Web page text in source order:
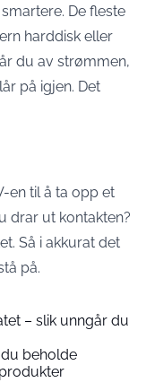
De fleste
harddisk eller
du av strømmen,
på igjen. Det
en til å ta opp et
drar ut kontakten?
Så i akkurat det
på.
– slik unngår du
beholde